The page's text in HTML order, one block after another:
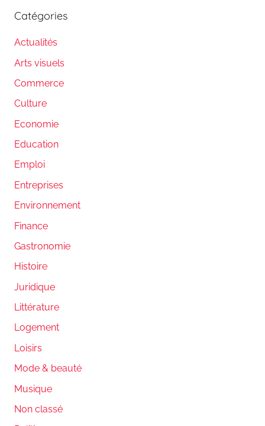
Catégories
Actualités
Arts visuels
Commerce
Culture
Economie
Education
Emploi
Entreprises
Environnement
Finance
Gastronomie
Histoire
Juridique
Littérature
Logement
Loisirs
Mode & beauté
Musique
Non classé